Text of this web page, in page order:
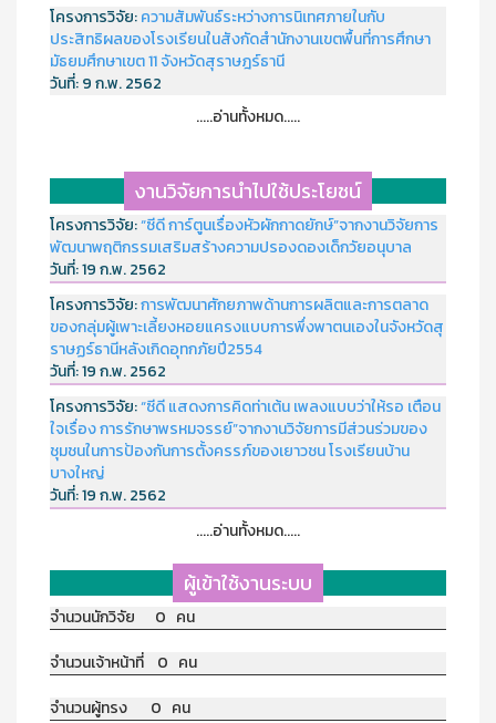
โครงการวิจัย:ความสัมพันธ์ระหว่างการนิเทศภายในกับ
ประสิทธิผลของโรงเรียนในสังกัดสำนักงานเขตพื้นที่การศึกษา
มัธยมศึกษาเขต 11 จังหวัดสุราษฎร์ธานี
วันที่:9 ก.พ. 2562
.....อ่านทั้งหมด.....
งานวิจัยการนำไปใช้ประโยชน์
โครงการวิจัย:“ซีดี การ์ตูนเรื่องหัวผักกาดยักษ์”จากงานวิจัยการ
พัฒนาพฤติกรรมเสริมสร้างความปรองดองเด็กวัยอนุบาล
วันที่:19 ก.พ. 2562
โครงการวิจัย:การพัฒนาศักยภาพด้านการผลิตและการตลาด
ของกลุ่มผู้เพาะเลี้ยงหอยแครงแบบการพึ่งพาตนเองในจังหวัดสุ
ราษฏร์ธานีหลังเกิดอุทกภัยปี2554
วันที่:19 ก.พ. 2562
โครงการวิจัย:“ซีดี แสดงการคิดท่าเต้น เพลงแบบว่าให้รอ เตือน
ใจเรื่อง การรักษาพรหมจรรย์”จากงานวิจัยการมีส่วนร่วมของ
ชุมชนในการป้องกันการตั้งครรภ์ของเยาวชน โรงเรียนบ้าน
บางใหญ่
วันที่:19 ก.พ. 2562
.....อ่านทั้งหมด.....
ผู้เข้าใช้งานระบบ
จำนวนนักวิจัย 0 คน
จำนวนเจ้าหน้าที่ 0 คน
จำนวนผู้ทรง 0 คน